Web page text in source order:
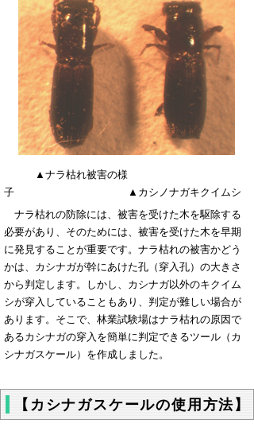
▲ナラ枯れ被害の様
子 ▲カシノナガキクイムシ
ナラ枯れの防除には、被害を受けた木を駆除する
必要があり、そのためには、被害を受けた木を早期
に発見することが重要です。ナラ枯れの被害かどう
かは、カシナガが幹にあけた孔（穿入孔）の大きさ
から判定します。しかし、カシナガ以外のキクイム
シが穿入していることもあり、判定が難しい場合が
あります。そこで、林業試験場はナラ枯れの原因で
あるカシナガの穿入を簡単に判定できるツール（カ
シナガスケール）を作成しました。
【カシナガスケールの使用方法】